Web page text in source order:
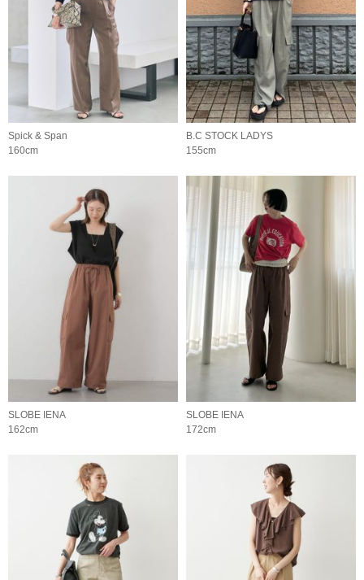
Spick & Span
160cm
B.C STOCK LADYS
155cm
SLOBE IENA
162cm
SLOBE IENA
172cm